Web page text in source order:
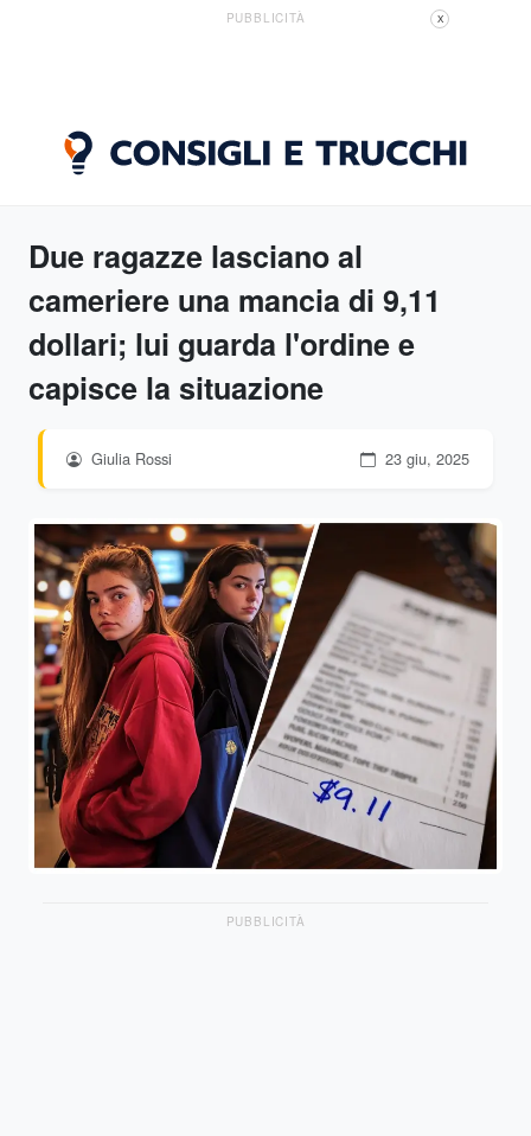
PUBBLICITÀ X
Due ragazze lasciano al
cameriere una mancia di 9,11
dollari; lui guarda l'ordine e
capisce la situazione
Giulia Rossi 23 giu, 2025
PUBBLICITÀ